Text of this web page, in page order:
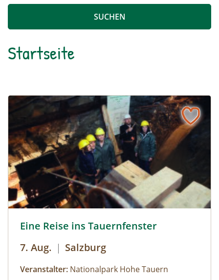
Startseite
Eine Reise ins Tauernfenster
7. Aug. | Salzburg
Veranstalter: Nationalpark Hohe Tauern